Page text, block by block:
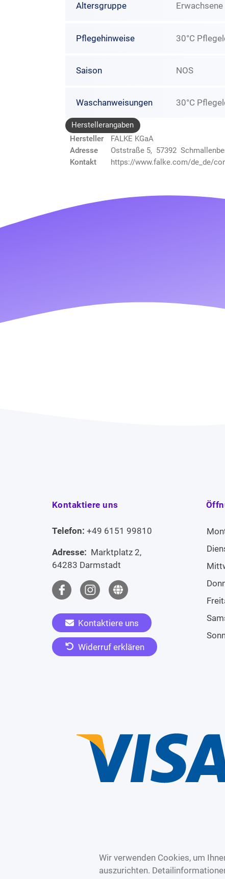
Altersgruppe Erwachsene
Pflegehinweise 30°C
Saison NOS
Waschanweisungen 30°C
Herstellerangaben
Hersteller
FALKE KGaA
Adresse
Oststraße 5, 57392
Kontakt
https://www.falke.com/de_de/
Kontaktiere uns
Telefon: +49 6151 99810
Adresse: Marktplatz 2,
64283 Darmstadt
Kontaktiere uns
Widerruf erklären
Wir verwenden Cookies, um
auszurichten.